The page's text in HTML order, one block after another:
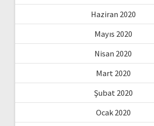
Haziran 2020
Mayıs 2020
Nisan 2020
Mart 2020
Şubat 2020
Ocak 2020